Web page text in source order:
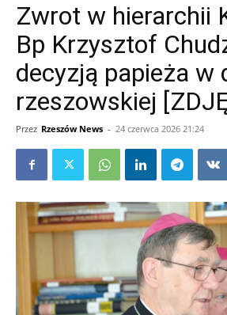
Zwrot w hierarchii
Bp Krzysztof
decyzją papieża w
rzeszowskiej
Przez Rzeszów News - 24 czerwca 2026 21:24